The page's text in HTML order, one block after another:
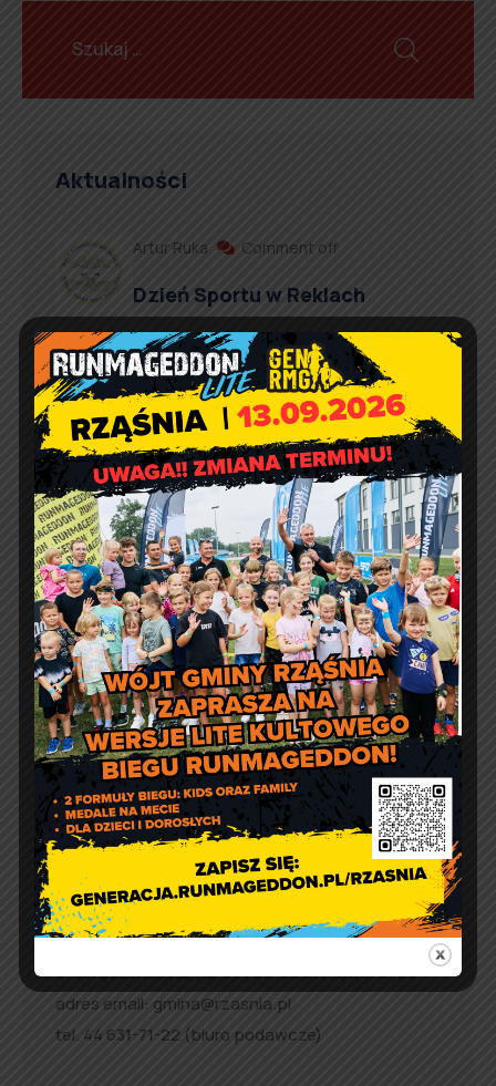
Aktualności
Artur Ruka Comment off
Dzień Sportu w Reklach
Artur Ruka Comment off
Nieodpłatna pomoc prawna,
poradnictwo obywatelskie,
mediacja oraz edukacja
prawna w 2026 r.
Artur Ruka Comment off
Informacja o wydawaniu
żywności w ramach Programu
Fundusze Europejskie na
Pomoc Żywnościową
Kontakt
Urząd Gminy w Rząśni
ul. 1 Maja 37
98 – 332 Rząśnia
e-doręczenia:AE:PL-57726-56911-GBSAJ-23
adres email: gmina@rzasnia.pl
tel. 44 631-71-22 (biuro podawcze)